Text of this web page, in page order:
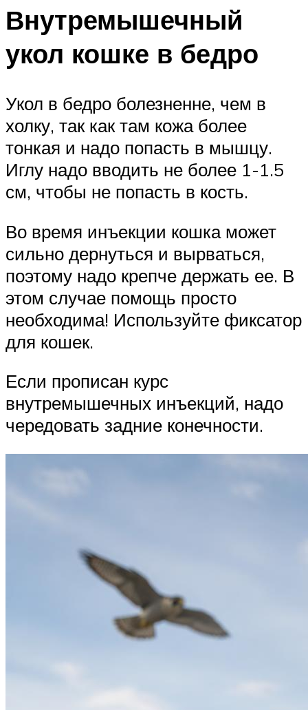
Внутремышечный
укол кошке в бедро
Укол в бедро болезненне, чем в
холку, так как там кожа более
тонкая и надо попасть в мышцу.
Иглу надо вводить не более 1-1.5
см, чтобы не попасть в кость.
Во время инъекции кошка может
сильно дернуться и вырваться,
поэтому надо крепче держать ее. В
этом случае помощь просто
необходима! Используйте фиксатор
для кошек.
Если прописан курс
внутремышечных инъекций, надо
чередовать задние конечности.